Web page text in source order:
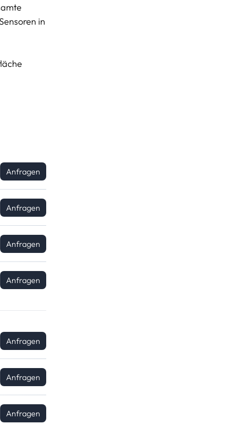
in
Anfragen
Anfragen
Anfragen
Anfragen
Anfragen
Anfragen
Anfragen